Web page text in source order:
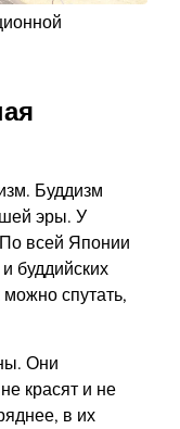
Буддизм
эры. У
По всей Японии
буддийских
спутать,
Они
красят и не
в их